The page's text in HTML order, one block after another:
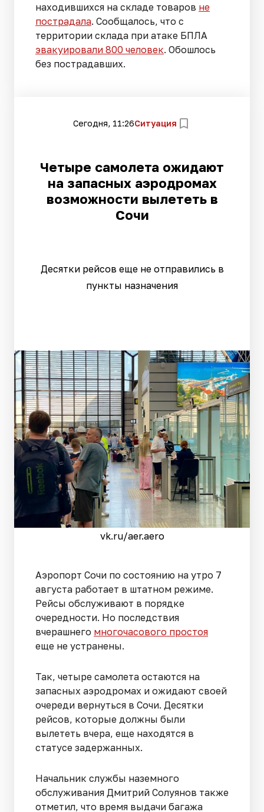
находившихся на складе товаров не
пострадала. Сообщалось, что с
территории склада при атаке БПЛА
эвакуировали 800 человек. Обошлось
без пострадавших.
Сегодня, 11:26Ситуация
Четыре самолета ожидают
на запасных аэродромах
возможности вылететь в
Сочи
Десятки рейсов еще не отправились в
пункты назначения
vk.ru/aer.aero
Аэропорт Сочи по состоянию на утро 7
августа работает в штатном режиме.
Рейсы обслуживают в порядке
очередности. Но последствия
вчерашнего многочасового простоя
еще не устранены.
Так, четыре самолета остаются на
запасных аэродромах и ожидают своей
очереди вернуться в Сочи. Десятки
рейсов, которые должны были
вылететь вчера, еще находятся в
статусе задержанных.
Начальник службы наземного
обслуживания Дмитрий Солуянов также
отметил, что время выдачи багажа